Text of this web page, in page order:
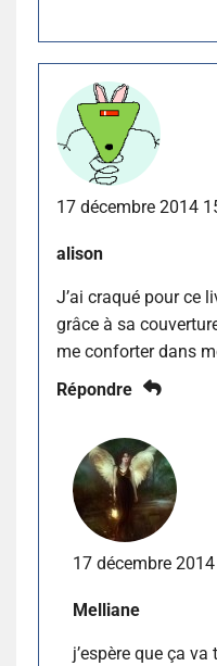
17 décembre 2014
alison
J’ai craqué pour ce
grâce à sa
me conforter dans
Répondre
17 décembre
Melliane
j’espère que ça